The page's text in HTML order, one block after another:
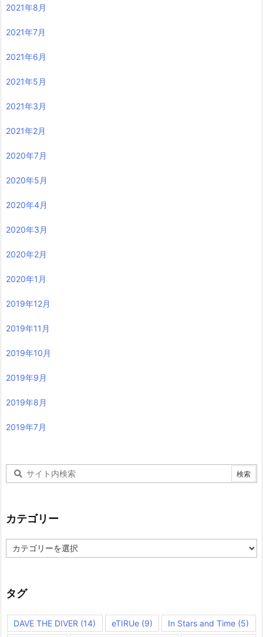
2021年8月
2021年7月
2021年6月
2021年5月
2021年3月
2021年2月
2020年7月
2020年5月
2020年4月
2020年3月
2020年2月
2020年1月
2019年12月
2019年11月
2019年10月
2019年9月
2019年8月
2019年7月
カテゴリー
テ
ー
タグ
DAVE THE DIVER (14) eTIRUe(9) In Stars and Time (5)